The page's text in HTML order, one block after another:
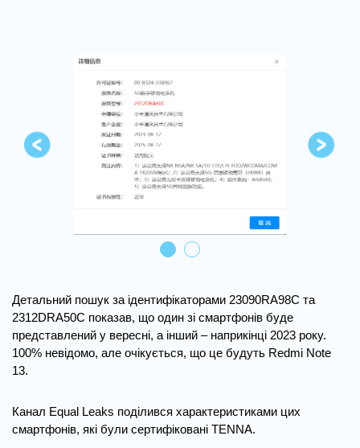
Детальний пошук за ідентифікаторами 23090RA98C та
2312DRA50C показав, що один зі смартфонів буде
представлений у вересні, а інший – наприкінці 2023 року.
100% невідомо, але очікується, що це будуть Redmi Note
13.
Канал Equal Leaks поділився характеристиками цих
смартфонів, які були сертифіковані TENNA.